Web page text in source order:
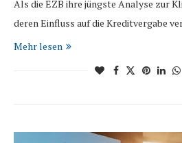
Als die EZB ihre jüngste Analyse zur
deren Einfluss auf die Kreditvergabe
Mehr lesen